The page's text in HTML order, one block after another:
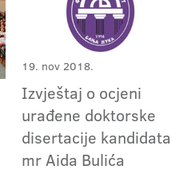
19. nov 2018.
Izvještaj o ocjeni
urađene doktorske
disertacije kandidata
mr Aida Bulića